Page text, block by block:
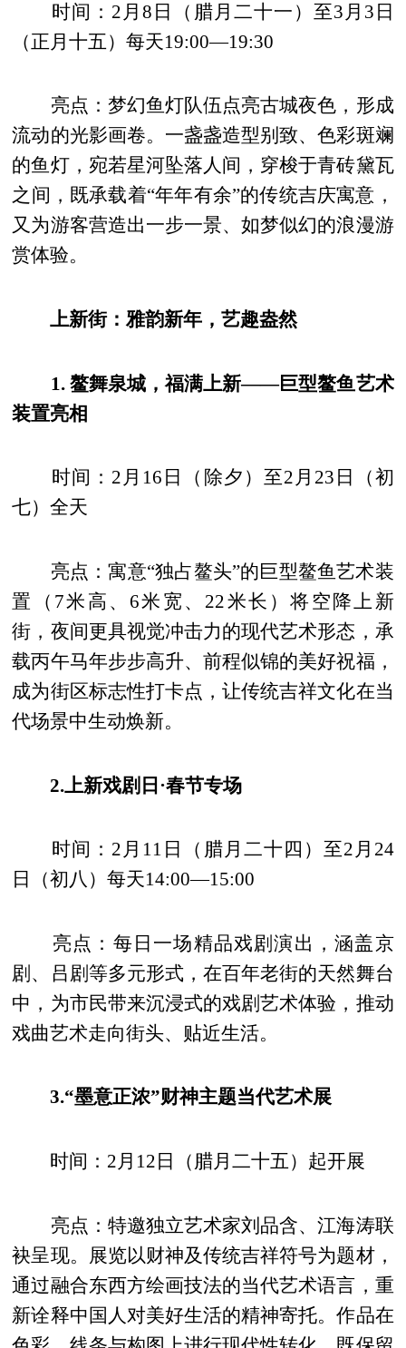
时间：2月8日（腊月二十一）至3月3日
（正月十五）每天19:00—19:30
亮点：梦幻鱼灯队伍点亮古城夜色，形成
流动的光影画卷。一盏盏造型别致、色彩斑斓
的鱼灯，宛若星河坠落人间，穿梭于青砖黛瓦
之间，既承载着“年年有余”的传统吉庆寓意，
又为游客营造出一步一景、如梦似幻的浪漫游
赏体验。
上新街：雅韵新年，艺趣盎然
1. 鳌舞泉城，福满上新——巨型鳌鱼艺术
装置亮相
时间：2月16日（除夕）至2月23日（初
七）全天
亮点：寓意“独占鳌头”的巨型鳌鱼艺术装
置（7米高、6米宽、22米长）将空降上新
街，夜间更具视觉冲击力的现代艺术形态，承
载丙午马年步步高升、前程似锦的美好祝福，
成为街区标志性打卡点，让传统吉祥文化在当
代场景中生动焕新。
2.上新戏剧日·春节专场
时间：2月11日（腊月二十四）至2月24
日（初八）每天14:00—15:00
亮点：每日一场精品戏剧演出，涵盖京
剧、吕剧等多元形式，在百年老街的天然舞台
中，为市民带来沉浸式的戏剧艺术体验，推动
戏曲艺术走向街头、贴近生活。
3.“墨意正浓”财神主题当代艺术展
时间：2月12日（腊月二十五）起开展
亮点：特邀独立艺术家刘品含、江海涛联
袂呈现。展览以财神及传统吉祥符号为题材，
通过融合东西方绘画技法的当代艺术语言，重
新诠释中国人对美好生活的精神寄托。作品在